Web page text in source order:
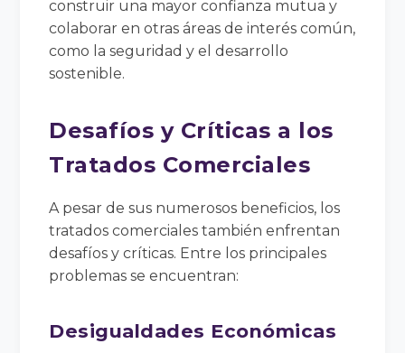
construir una mayor confianza mutua y
colaborar en otras áreas de interés común,
como la seguridad y el desarrollo
sostenible.
Desafíos y Críticas a los
Tratados Comerciales
A pesar de sus numerosos beneficios, los
tratados comerciales también enfrentan
desafíos y críticas. Entre los principales
problemas se encuentran:
Desigualdades Económicas